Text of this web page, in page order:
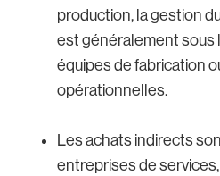
production, la gestion
est généralement sous
équipes de fabrication
opérationnelles.
Les achats indirects
entreprises de